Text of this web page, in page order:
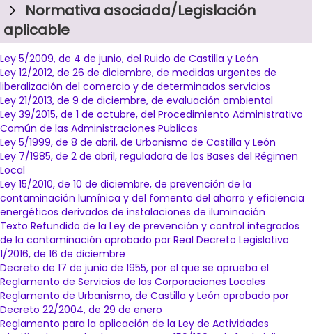
Normativa asociada/Legislación
aplicable
Ley 5/2009, de 4 de junio, del Ruido de Castilla y León
Ley 12/2012, de 26 de diciembre, de medidas urgentes de
liberalización del comercio y de determinados servicios
Ley 21/2013, de 9 de diciembre, de evaluación ambiental
Ley 39/2015, de 1 de octubre, del Procedimiento Administrativo
Común de las Administraciones Publicas
Ley 5/1999, de 8 de abril, de Urbanismo de Castilla y León
Ley 7/1985, de 2 de abril, reguladora de las Bases del Régimen
Local
Ley 15/2010, de 10 de diciembre, de prevención de la
contaminación lumínica y del fomento del ahorro y eficiencia
energéticos derivados de instalaciones de iluminación
Texto Refundido de la Ley de prevención y control integrados
de la contaminación aprobado por Real Decreto Legislativo
1/2016, de 16 de diciembre
Decreto de 17 de junio de 1955, por el que se aprueba el
Reglamento de Servicios de las Corporaciones Locales
Reglamento de Urbanismo, de Castilla y León aprobado por
Decreto 22/2004, de 29 de enero
Reglamento para la aplicación de la Ley de Actividades